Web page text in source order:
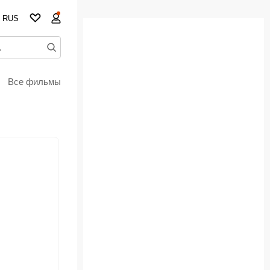
RUS
Все фильмы